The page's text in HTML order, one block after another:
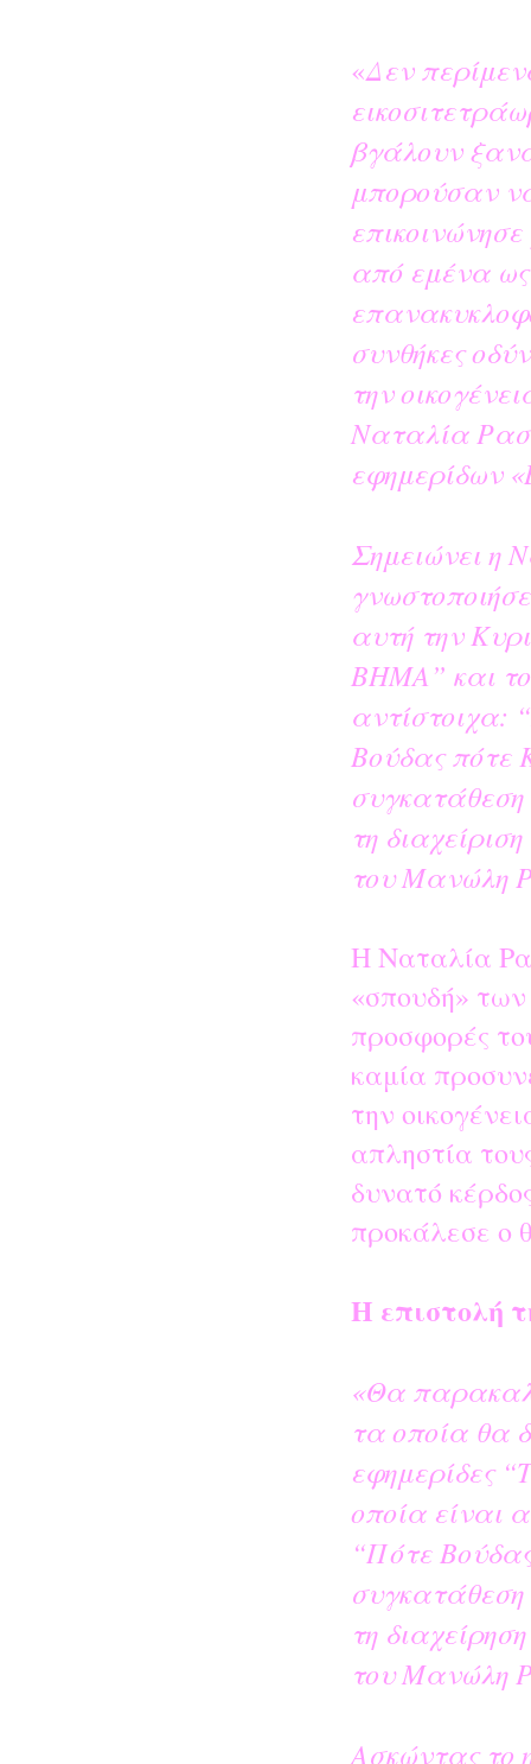
«Δεν
βγάλουν
μπορούσαν
από εμένα ως
συνθήκες
την
Ναταλία
εφημερίδων
Σημειώνει
αυτή την
ΒΗΜΑ” και
αντίστοιχα:
Βούδας πότε
τη
του Μανώλη
Η Ναταλία
«σπουδή»
προσφορές
καμία
την
απληστία
δυνατό
προκάλεσε ο
Η επιστολή
«Θα
τα οποία θα
εφημερίδες
οποία είναι
“Πότε
τη
του Μανώλη
Ασκώντας το